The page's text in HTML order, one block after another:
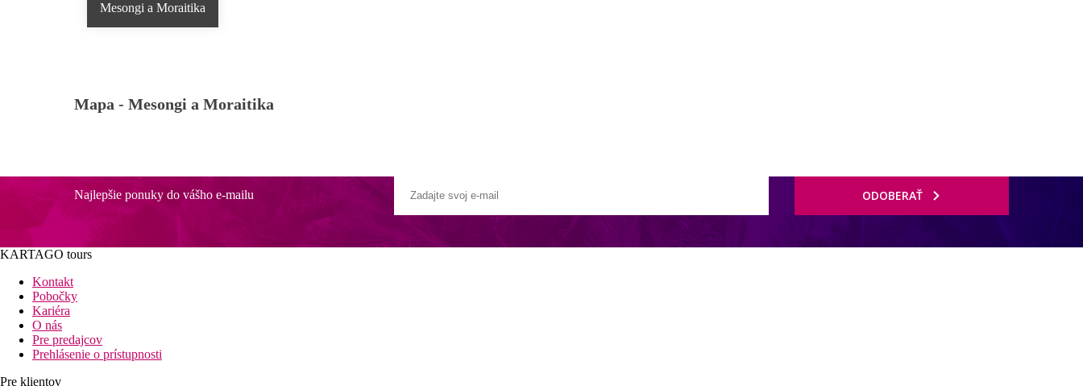
Mesongi a Moraitika
Mapa - Mesongi a Moraitika
Najlepšie ponuky do vášho e-mailu ODOBERAŤ
KARTAGO tours
Kontakt
Pobočky
Kariéra
O nás
Pre predajcov
Prehlásenie o prístupnosti
Pre klientov